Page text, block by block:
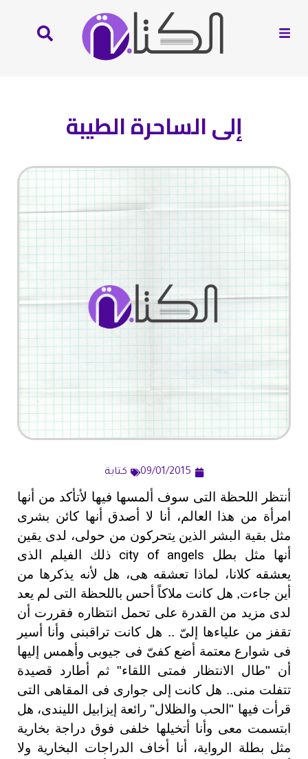
إلى الساحرة الطيبة
09/01/2015 كتابة
أنتظر اللحظة التى سوف ألمسها فيها لأتأكد من أنها
امرأة من هذا العالم، أنا لا أصدق أنها كائن بشرى
مثل بقية البشر الذين يتحركون من حولى، لدى يقين
أنها مثل بطل city of angels
ذلك الفيلم الذى
يعشقه كلانا، لماذا تعشقه هى، هل لأنه يذكرها من
أين جاءت, هل كانت ملاكاً أحس باللحظة التى لم يعد
لدى مزيد من القدرة على تحمل انتظاره فقررت أن
تقفز من علياءها إلىّ .. هل كانت تراقبنى وأنا أسير
فى شوارع معتمة أضع كفىّ فى جيوبى وأهمس إليها
أن "طال الانتظار فمتى اللقاء" ثم أطارد قصيدة
تتفلت منى.. هل كانت إلى جوارى فى المقاهى التى
قرأت فيها "الحب والظلال" رائعة إيزابيل الليندى، هل
ابتسمت معى وأنا أتخيلها خلفى فوق دراجة بخارية
مثل بطلة الرواية، أنا أخاف الدراجات البخارية ولا